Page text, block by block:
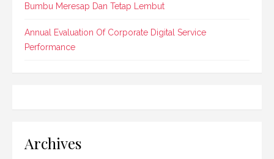
Bumbu Meresap Dan Tetap Lembut
Annual Evaluation Of Corporate Digital Service
Performance
Archives